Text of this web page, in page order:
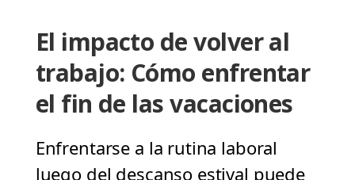
El impacto de volver al
trabajo: Cómo enfrentar
el fin de las vacaciones
Enfrentarse a la rutina laboral
luego del descanso estival puede